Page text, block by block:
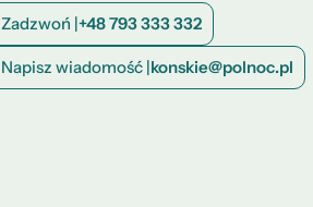
Zadzwoń |+48 793 333 332
Napisz wiadomość |konskie@polnoc.pl